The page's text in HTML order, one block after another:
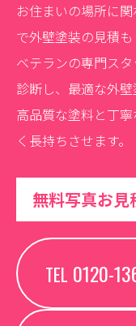
お住まいの場所に
で外壁塗装の見積も
ベテランの専門ス
診断し、最適な外壁
高品質な塗料と丁
く長持ちさせます。
無料写真お見
TEL 0120-